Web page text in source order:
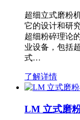
超细立式磨粉
它的设计和研
超细粉碎理论
业设备，包括
式…
了解详情
LM 立式磨